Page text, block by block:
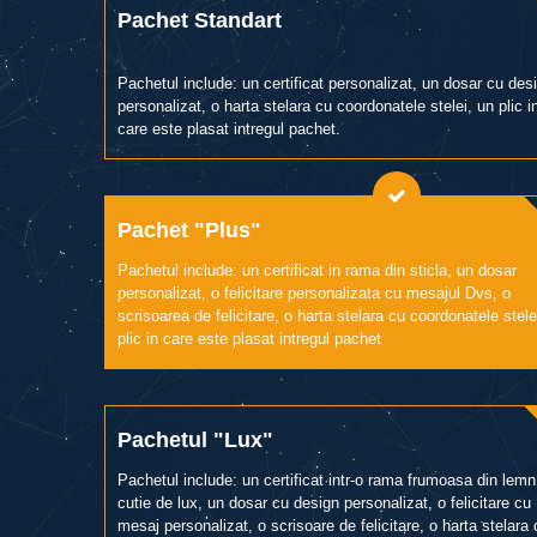
Pachet Standart
Pachetul include: un certificat personalizat, un dosar cu
personalizat, o harta stelara cu coordonatele stelei, un plic
care este plasat intregul pachet.
Pachet "Plus"
Pachetul include: un certificat in rama din sticla, un dosar
personalizat, o felicitare personalizata cu mesajul Dvs, o
scrisoarea de felicitare, o harta stelara cu coordonatele
plic in care este plasat intregul pachet
Pachetul "Lux"
Pachetul include: un certificat intr-o rama frumoasa din
cutie de lux, un dosar cu design personalizat, o felicitare cu
mesaj personalizat, o scrisoare de felicitare, o harta stelara